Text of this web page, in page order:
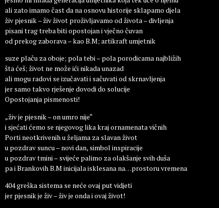
ali zato imamo čast da na osnovu historije sklapamo djela
živ pjesnik – živ život proživljavamo od života – divljenja
pisani trag treba biti opostojan i vječno čuvan
od prekog zaborava – kao B.M; artikraft umjetnik
suze plaču za oboje; pola tebi – pola porodicama najbližih
šta ćeš; život ne može ići nikada unazad
ali mogu radovi se izučavati i sačuvati od skrnavljenja
jer samo takvo rješenje dovodi do solucije
Opostojanja pismenosti!
„živ je pjesnik – on umro nije“
i sjećati ćemo se njegovog lika kraj ornamenata vičnih
Porti neotkrivenih u željama za slavan život
u pozdrav suncu – novi dan, simbol inspiracije
u pozdrav tmini – svijeće palimo za olakšanje svih duša
pa i Brankovih B.M inicijala isklesana na…prostoru vremena
404 greška sistema se neće ovaj put vidjeti
jer pjesnik je živ – živ je onda i ovaj život!